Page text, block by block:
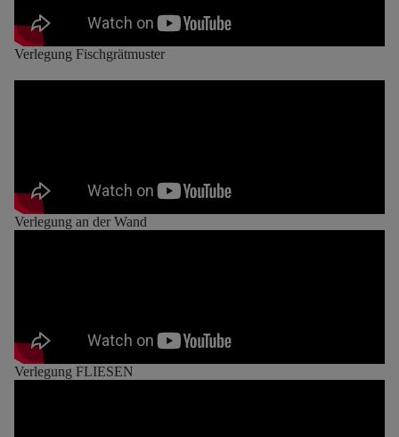
Verlegung Fischgrätmuster
Verlegung an der Wand
Verlegung FLIESEN